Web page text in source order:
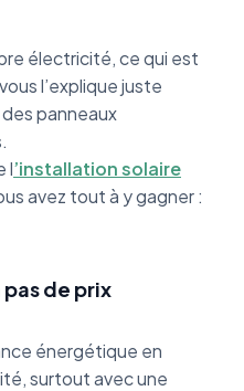
électricité, ce qui est
l’explique juste
panneaux
l’installation solaire
avez tout à y gagner :
pas de prix
énergétique en
surtout avec une